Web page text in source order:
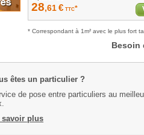
28,61€ TTC*
* Correspondant à 1m² avec le plus fort
Besoin
êtes un particulier ?
de pose entre particuliers au
savoir plus